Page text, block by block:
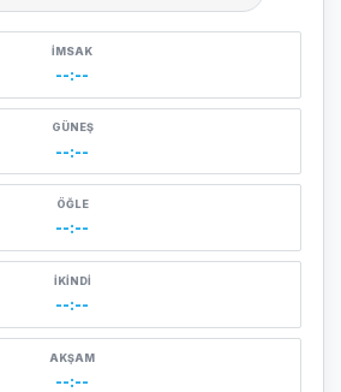
İMSAK
--:--
GÜNEŞ
--:--
ÖĞLE
--:--
İKINDI
--:--
AKŞAM
--:--